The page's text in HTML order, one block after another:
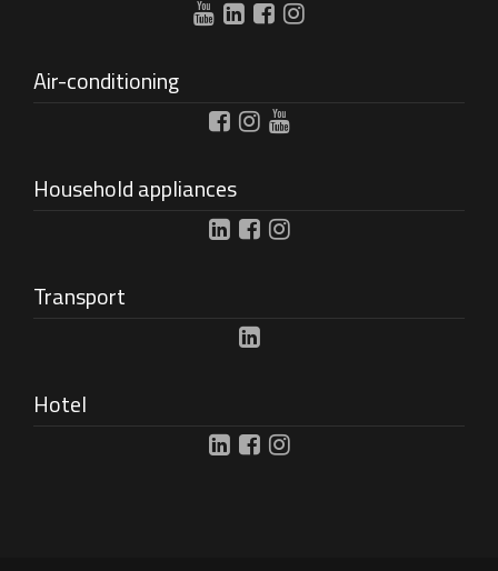
Air-conditioning
Household appliances
Transport
Hotel